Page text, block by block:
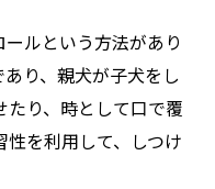
ルという方法があり
り、親犬が子犬をし
り、時として口で覆
を利用して、しつけ